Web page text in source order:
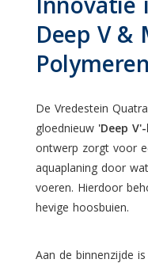
Deep V
Polymeren
De Vredestein
gloednieuw 'Deep
ontwerp zorgt voor
aquaplaning door
voeren. Hierdoor
hevige hoosbuien.
Aan de binnenzijde